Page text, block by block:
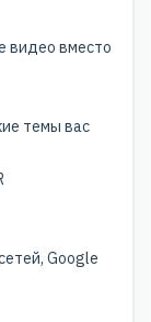
видео вместо
темы вас
Google